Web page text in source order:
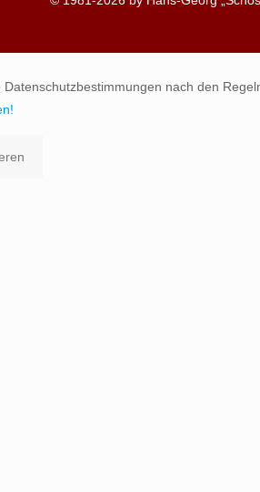
Datenschutzbestimmungen nach den